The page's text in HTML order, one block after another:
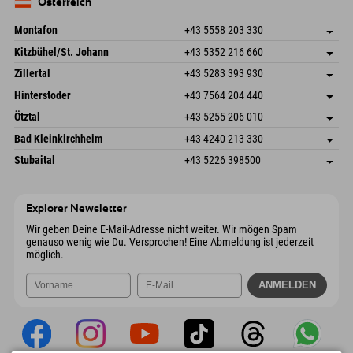
Österreich
Montafon +43 5558 203 330
Dorfstr. 127b
6793 Gaschurn/Montafon
Österreich
Adresse speichern
Anreiseinfos
Buchen
Kitzbühel/St. Johann +43 5352 216 660
Speckbacherstraße 87
Österreich
Adresse speichern
Buchen
Zillertal +43 5283 393 930
Schmiedau 2
6272 Kaltenbach im Zillertal
Österreich
Adresse speichern
Anreiseinfos
Buchen
Hinterstoder +43 7564 204 440
Freizeitpark 10
Österreich
Adresse speichern
Buchen
Ötztal +43 5255 206 010
Gscheat 14
6441 Umhausen
Österreich
Adresse speichern
Anreiseinfos
Buchen
Bad Kleinkirchheim +43 4240 213 330
Dorfstraße 24
Adresse speichern
Stubaital +43 5226 398500
Explorer Newsletter
Wir geben Deine E-Mail-Adresse nicht weiter. Wir mögen Spam
genauso wenig wie Du. Versprochen! Eine Abmeldung ist jederzeit
möglich.